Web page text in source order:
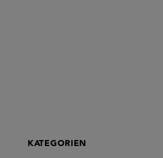
KATEGORIEN